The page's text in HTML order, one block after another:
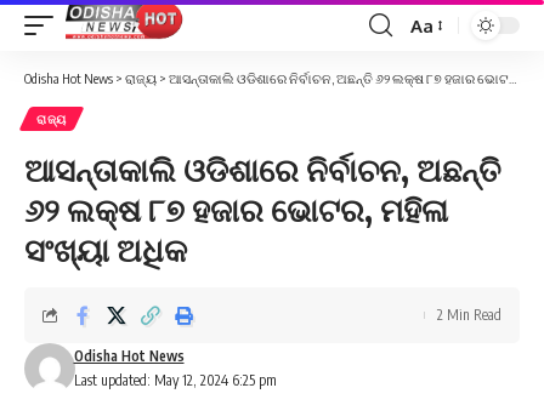
Font
Aa
Odisha Hot News > ରାଜ୍ୟ > ଆସନ୍ତାକାଲି ଓଡିଶାରେ ନିର୍ବାଚନ, ଅଛନ୍ତି ୬୨ ଲକ୍ଷ ୮୭ ହଜାର ଭୋଟର, ମହିଳା ସଂଖ୍ୟା ଅଧିକ
ରାଜ୍ୟ
ଆସନ୍ତାକାଲି ଓଡିଶାରେ ନିର୍ବାଚନ, ଅଛନ୍ତି
୬୨ ଲକ୍ଷ ୮୭ ହଜାର ଭୋଟର, ମହିଳା
ସଂଖ୍ୟା ଅଧିକ
Last updated: May 12, 2024 6:25 pm
Odisha Hot News
2 Min Read